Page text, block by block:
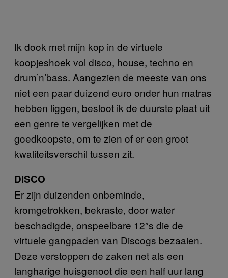
Ik dook met mijn kop in de virtuele
koopjeshoek vol disco, house, techno en
drum’n’bass. Aangezien de meeste van ons
niet een paar duizend euro onder hun matras
hebben liggen, besloot ik de duurste plaat uit
een genre te vergelijken met de
goedkoopste, om te zien of er een groot
kwaliteitsverschil tussen zit.
DISCO
Er zijn duizenden onbeminde,
kromgetrokken, bekraste, door water
beschadigde, onspeelbare 12″s die de
virtuele gangpaden van Discogs bezaaien.
Deze verstoppen de zaken net als een
langharige huisgenoot die een half uur lang